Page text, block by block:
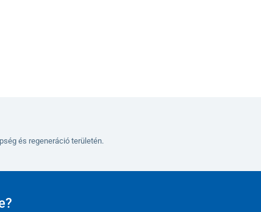
és regeneráció területén.